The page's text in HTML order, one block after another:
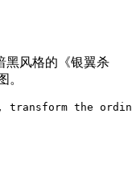
黑风格的《银翼杀
。
transform the